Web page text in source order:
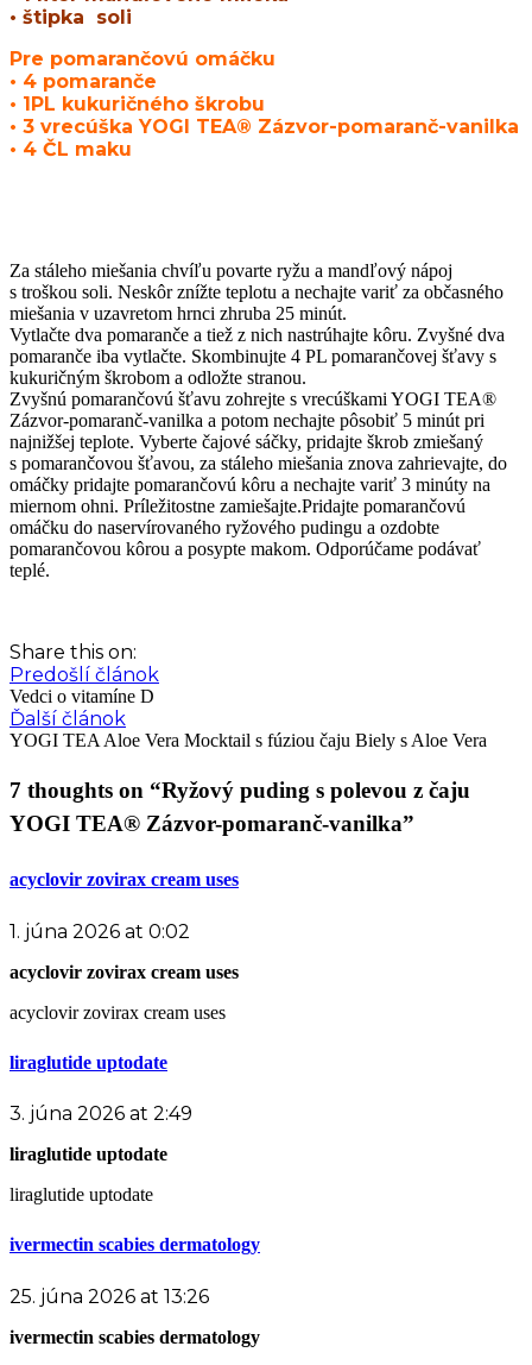
• štipka soli
Pre pomarančovú omáčku
• 4 pomaranče
• 1PL kukuričného škrobu
• 3 vrecúška YOGI TEA® Zázvor-pomaranč-vanilka
• 4 ČL maku
Za stáleho miešania chvíľu povarte ryžu a mandľový nápoj
s troškou soli. Neskôr znížte teplotu a nechajte variť za občasného
miešania v uzavretom hrnci zhruba 25 minút.
Vytlačte dva pomaranče a tiež z nich nastrúhajte kôru. Zvyšné dva
pomaranče iba vytlačte. Skombinujte 4 PL pomarančovej šťavy s
kukuričným škrobom a odložte stranou.
Zvyšnú pomarančovú šťavu zohrejte s vrecúškami YOGI TEA®
Zázvor-pomaranč-vanilka a potom nechajte pôsobiť 5 minút pri
najnižšej teplote. Vyberte čajové sáčky, pridajte škrob zmiešaný
s pomarančovou šťavou, za stáleho miešania znova zahrievajte, do
omáčky pridajte pomarančovú kôru a nechajte variť 3 minúty na
miernom ohni. Príležitostne zamiešajte.Pridajte pomarančovú
omáčku do naservírovaného ryžového pudingu a ozdobte
pomarančovou kôrou a posypte makom. Odporúčame podávať
teplé.
Share this on:
Predošlí článok
Vedci o vitamíne D
Ďalší článok
YOGI TEA Aloe Vera Mocktail s fúziou čaju Biely s Aloe Vera
7 thoughts on “Ryžový puding s polevou z čaju
YOGI TEA® Zázvor-pomaranč-vanilka”
acyclovir zovirax cream uses
1. júna 2026 at 0:02
acyclovir zovirax cream uses
acyclovir zovirax cream uses
liraglutide uptodate
3. júna 2026 at 2:49
liraglutide uptodate
liraglutide uptodate
ivermectin scabies dermatology
25. júna 2026 at 13:26
ivermectin scabies dermatology